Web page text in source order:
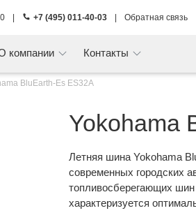
+7 (495) 011-40-03 Обратная связь
компании Контакты
BluEarth-Es ES32A
Yokohama
Летняя шина Yokohama
современных городских
топливосберегающих
характеризуется